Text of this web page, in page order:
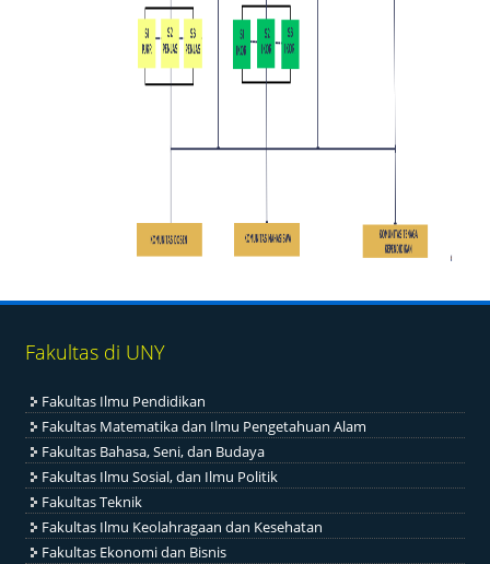
Fakultas di UNY
Fakultas Ilmu Pendidikan
Fakultas Matematika dan Ilmu Pengetahuan Alam
Fakultas Bahasa, Seni, dan Budaya
Fakultas Ilmu Sosial, dan Ilmu Politik
Fakultas Teknik
Fakultas Ilmu Keolahragaan dan Kesehatan
Fakultas Ekonomi dan Bisnis